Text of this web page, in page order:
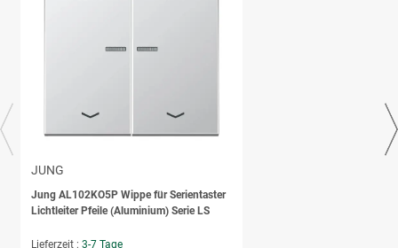
JUNG
Jung AL102KO5P Wippe für Serientaster
Lichtleiter Pfeile (Aluminium) Serie LS
Lieferzeit : 3-7 Tage